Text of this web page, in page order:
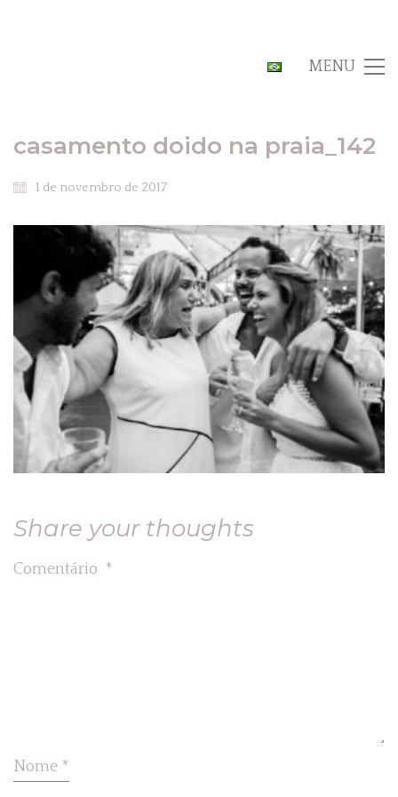
MENU
casamento doido na praia_142
1 de novembro de 2017
Share your thoughts
Comentário *
Nome *